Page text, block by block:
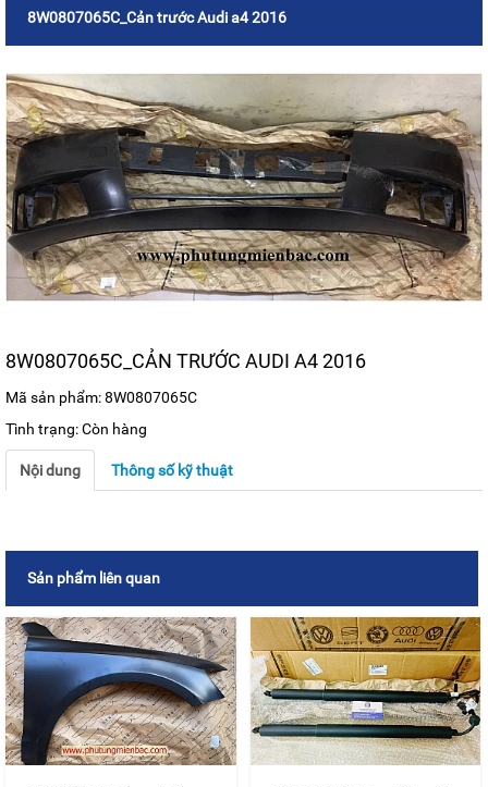
8W0807065C_Cản trước Audi a4 2016
8W0807065C_CẢN TRƯỚC AUDI A4 2016
Mã sản phẩm: 8W0807065C
Tình trạng: Còn hàng
Nội dung Thông số kỹ thuật
Sản phẩm liên quan